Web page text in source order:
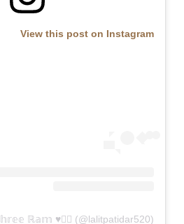
View this post on Instagram